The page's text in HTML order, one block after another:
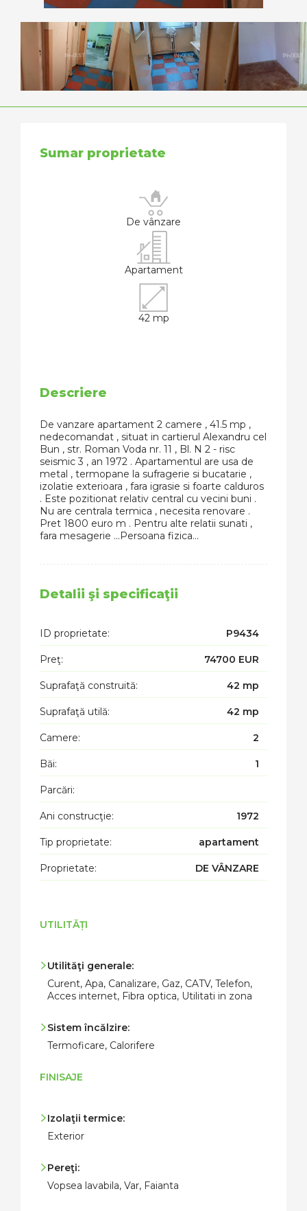
Sumar proprietate
De vânzare
Apartament
42 mp
Descriere
De vanzare apartament 2 camere , 41.5 mp ,
nedecomandat , situat in cartierul Alexandru cel
Bun , str. Roman Voda nr. 11 , Bl. N 2 - risc
seismic 3 , an 1972 . Apartamentul are usa de
metal , termopane la sufragerie si bucatarie ,
izolatie exterioara , fara igrasie si foarte calduros
. Este pozitionat relativ central cu vecini buni .
Nu are centrala termica , necesita renovare .
Pret 1800 euro m . Pentru alte relatii sunati ,
fara mesagerie ...Persoana fizica...
Detalii şi specificaţii
ID proprietate: P9434
Preţ: 74700 EUR
Suprafaţă construită: 42 mp
Suprafaţă utilă: 42 mp
Camere: 2
Băi: 1
Parcări:
Ani construcţie: 1972
Tip proprietate: apartament
Proprietate: DE VÂNZARE
UTILITĂȚI
Utilităţi generale:
Curent, Apa, Canalizare, Gaz, CATV, Telefon,
Acces internet, Fibra optica, Utilitati in zona
Sistem încălzire:
Termoficare, Calorifere
FINISAJE
Izolaţii termice:
Exterior
Pereţi:
Vopsea lavabila, Var, Faianta